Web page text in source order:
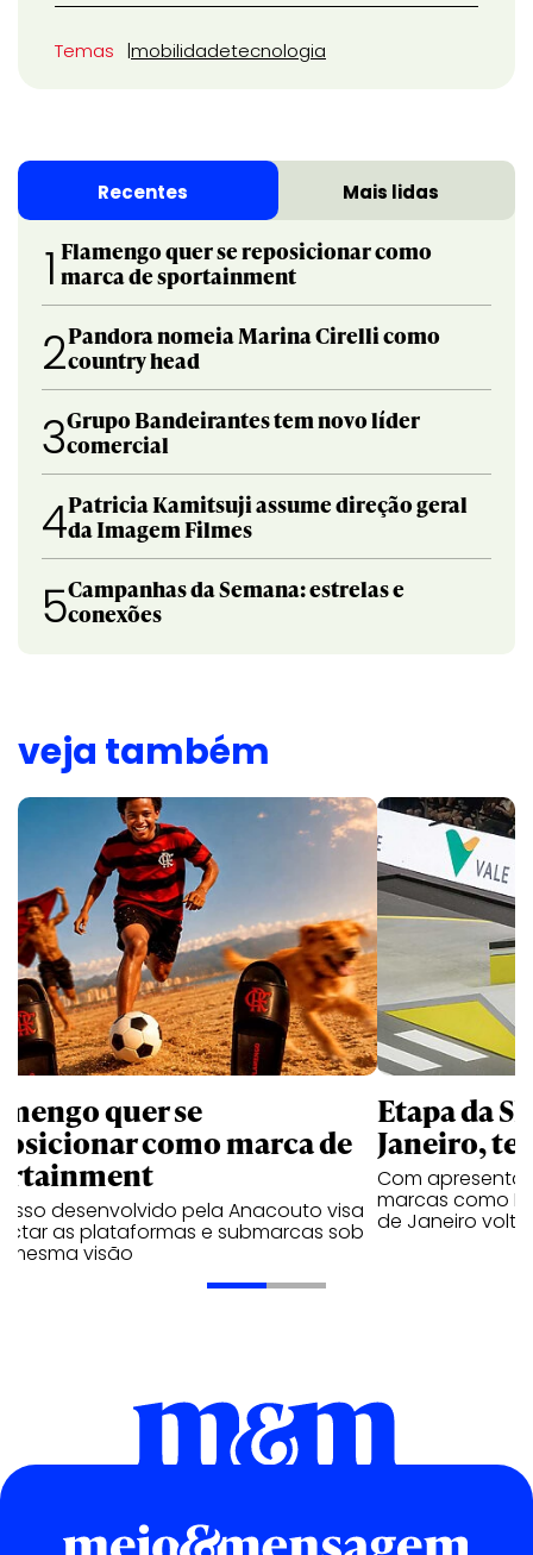
Temas mobilidadetecnologia
Recentes Mais lidas
1 Flamengo quer se reposicionar como
marca de sportainment
2Pandora nomeia Marina Cirelli como
country head
3Grupo Bandeirantes tem novo líder
comercial
4Patricia Kamitsuji assume direção geral
da Imagem Filmes
5Campanhas da Semana: estrelas e
conexões
veja também
quer se
como marca de
desenvolvido pela Anacouto visa
as plataformas e submarcas sob
mesma visão
Etapa da
Janeiro,
Com
marcas como
de Janeiro